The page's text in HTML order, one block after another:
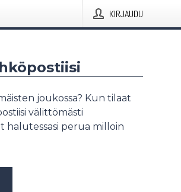
KIRJAUDU
joukossa? Kun tilaat
välittömästi
halutessasi perua milloin